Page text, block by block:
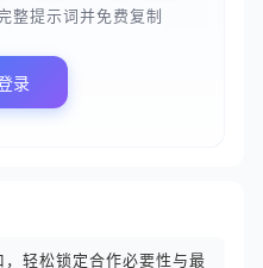
整提示词并免费复制
录
轻松锁定合作必要性与最